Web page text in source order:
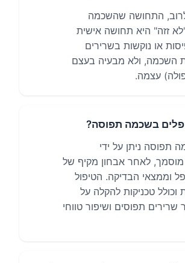
התחושה שהשכמה
זזה" היא תחושה אישית
או נוקשות בשרירים
השכמה, ולא מבעיה בעצם
עצמה.
בשכמה תפוסה?
תפוסה ניתן על ידי
מוסמך, לאחר אבחון מקיף של
וממצאי הבדיקה. הטיפול
וכולל טכניקות להקלה על
תפוסים ושיפור טווחי